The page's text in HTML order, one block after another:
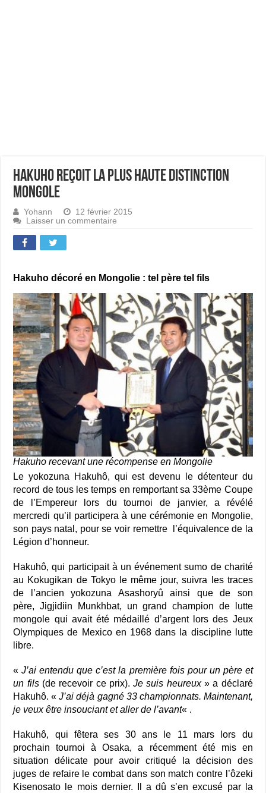
Hakuho reçoit la plus haute distinction
mongole
Yohann
12 février 2015
Laisser un commentaire
Hakuho décoré en Mongolie : tel père tel fils
Hakuho recevant une récompense en Mongolie
Le yokozuna Hakuhô, qui est devenu le détenteur du
record de tous les temps en remportant sa 33ème Coupe
de l’Empereur lors du tournoi de janvier, a révélé
mercredi qu’il participera à une cérémonie en Mongolie,
son pays natal, pour se voir remettre l’équivalence de la
Légion d’honneur.
Hakuhô, qui participait à un événement sumo de charité
au Kokugikan de Tokyo le même jour, suivra les traces
de l’ancien yokozuna Asashoryû ainsi que de son
père, Jigjidiin Munkhbat, un grand champion de lutte
mongole qui avait été médaillé d’argent lors des Jeux
Olympiques de Mexico en 1968 dans la discipline lutte
libre.
«J’ai entendu que c’est la première fois pour un père et
un fils(de recevoir ce prix).Je suis heureux» a déclaré
Hakuhô. «J’ai déjà gagné 33 championnats. Maintenant,
je veux être insouciant et aller de l’avant« .
Hakuhô, qui fêtera ses 30 ans le 11 mars lors du
prochain tournoi à Osaka, a récemment été mis en
situation délicate pour avoir critiqué la décision des
juges de refaire le combat dans son match contre l’ôzeki
Kisenosato le mois dernier. Il a dû s’en excusé par la